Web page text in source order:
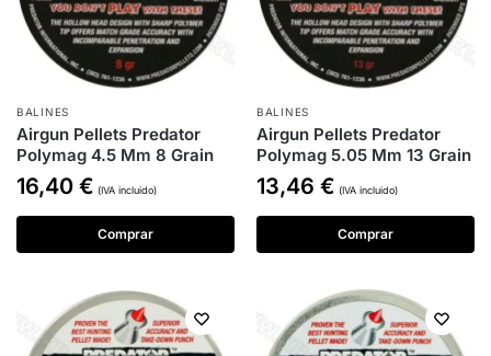
BALINES
Airgun Pellets Predator
Polymag 4.5 Mm 8 Grain
16,40 € (IVA incluido)
Comprar
BALINES
Airgun Pellets Predator
Polymag 5.05 Mm 13 Grain
13,46 € (IVA incluido)
Comprar